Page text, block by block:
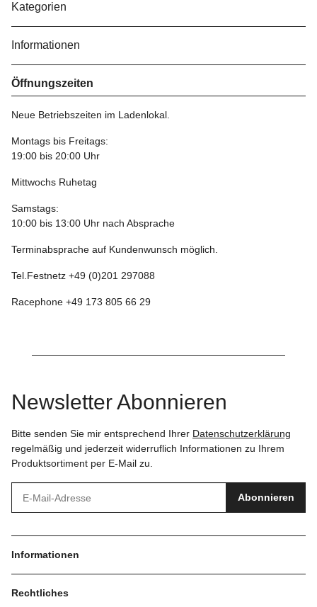
Kategorien
Informationen
Öffnungszeiten
Neue Betriebszeiten im Ladenlokal.
Montags bis Freitags:
19:00 bis 20:00 Uhr
Mittwochs Ruhetag
Samstags:
10:00 bis 13:00 Uhr nach Absprache
Terminabsprache auf Kundenwunsch möglich.
Tel.Festnetz +49 (0)201 297088
Racephone +49 173 805 66 29
Newsletter Abonnieren
Bitte senden Sie mir entsprechend Ihrer Datenschutzerklärung
regelmäßig und jederzeit widerruflich Informationen zu Ihrem
Produktsortiment per E-Mail zu.
Abonnieren
Informationen
Rechtliches